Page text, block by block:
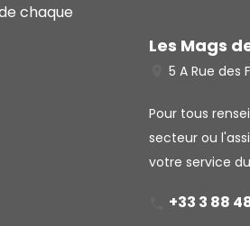
chaque
Les Mags
5 A Rue des
Pour tous
secteur ou l'a
votre service
+33 3 88